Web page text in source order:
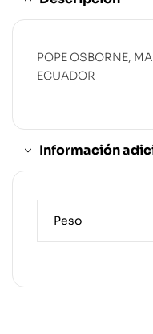
POPE OSBORNE,
ECUADOR
Información
Peso